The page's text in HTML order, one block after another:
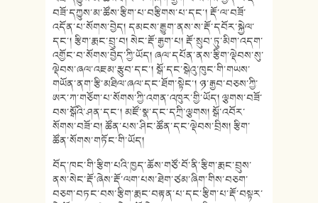
བཟོ་དཀྱུས་མ་ཚོས་རྩིག་པ་བརྩིགས་པ་དང་། རྡོ་ལ་བཟོ་
འདོན་པ་སོགས་བྱེད། དམངས་རྒྱུག་ནས་ས་རྡོ་དབོར་སྐྱེལ་
དང་། རྩིག་རྨང་བྲུ་བ། སེང་རྡོ་རྒྱག་པ། རྡོ་སྲུབ་ཏུ་མིག་འདག་
འགྱོང་བ་སོགས་བྱེད་ཀྱི་ཡོད། ཞལ་དཔོན་ནས་རྩིག་ལྡེབས་སུ་
ལྡེབས་ཞལ་འཇམ་རྩུབ་དང་། སྒོ་དང་སྒེའུ་ཁུང་གི་གཡས་
གཡོན་ནག་རྩི་མཐིལ་ཞལ་དང་ཐོག་སྟེང་། ཉ་རྒྱབ་བཅས་ཀྱི་
ཨར་ཀ་གཅོག་པ་སོགས་ཀྱི་འགན་འཁུར་གྱི་ཡོད། ལྕགས་བཟོ་
བས་སྒོའི་ཤན་དང་། མཛོ་སྣ་དང་དཀྲི་ལྕགས། སྒོ་འབོར་
སོགས་བཟོ་བ། ཚོན་པས་ཤིང་ཚོན་དང་ལྡེབས་བྲིས། རྩིག་
ཚོན་སོགས་གཏོང་གི་ཡོད།
བོད་ཁང་གི་རྩིག་པའི་ཁྱད་ཆོས་གཙོ་བོ་ནི་རྩིག་རྨང་བྲུས་
ནས་སེང་རྡོ་ཞེས་རྡོ་ལག་པས་ཐེག་ཙམ་ཞིག་གིས་བཅག་
བཅག་བཏང་བས་རྩིག་རྨང་བརྟན་པ་དང་རྩིག་པ་རྡོ་བསྟར་